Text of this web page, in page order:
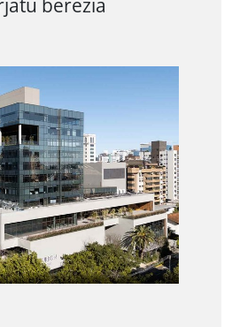
berezia